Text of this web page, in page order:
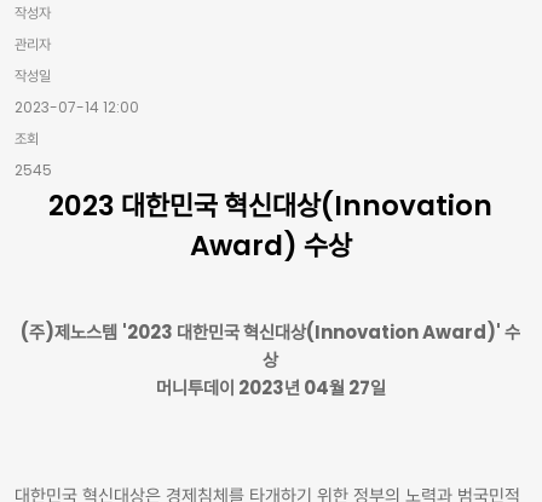
작성자
관리자
작성일
2023-07-14 12:00
조회
2545
2023 대한민국 혁신대상(Innovation
Award) 수상
(주)제노스템 '2023 대한민국 혁신대상(Innovation Award)' 수
상
머니투데이 2023년 04월 27일
대한민국 혁신대상은 경제침체를 타개하기 위한 정부의 노력과 범국민적